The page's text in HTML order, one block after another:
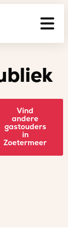
Vind
andere
gastouders
in
Zoetermeer